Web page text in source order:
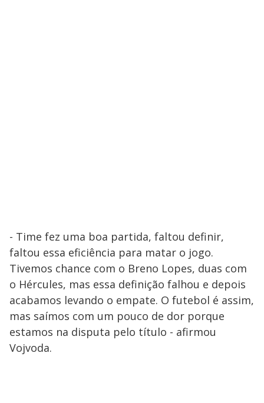
- Time fez uma boa partida, faltou definir,
faltou essa eficiência para matar o jogo.
Tivemos chance com o Breno Lopes, duas com
o Hércules, mas essa definição falhou e depois
acabamos levando o empate. O futebol é assim,
mas saímos com um pouco de dor porque
estamos na disputa pelo título - afirmou
Vojvoda.